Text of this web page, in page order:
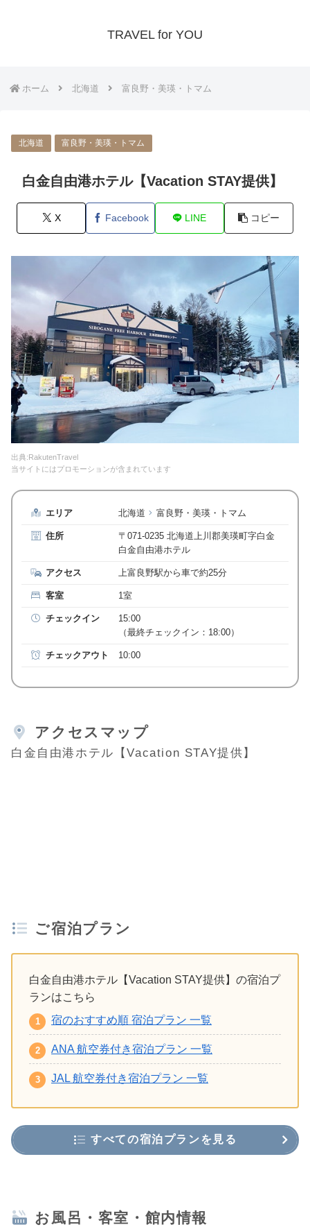
TRAVEL for YOU
ホーム 北海道 富良野・美瑛・トマム
北海道 富良野・美瑛・トマム
白金自由港ホテル【Vacation STAY提供】
X Facebook LINE コピー
出典:RakutenTravel
当サイトにはプロモーションが含まれています
エリア 北海道 富良野・美瑛・トマム
住所
〒071-0235 北海道上川郡美瑛町字白金
白金自由港ホテル
アクセス 上富良野駅から車で約25分
客室 1室
チェックイン
15:00
（最終チェックイン：18:00）
チェックアウト 10:00
アクセスマップ
白金自由港ホテル【Vacation STAY提供】
ご宿泊プラン
白金自由港ホテル【Vacation STAY提供】の宿泊プ
ランはこちら
宿のおすすめ順 宿泊プラン 一覧
ANA 航空券付き宿泊プラン 一覧
JAL 航空券付き宿泊プラン 一覧
すべての宿泊プランを見る
お風呂・客室・館内情報